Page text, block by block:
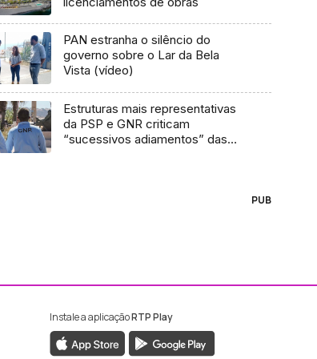
PAN estranha o silêncio do
governo sobre o Lar da Bela
Vista (vídeo)
Estruturas mais representativas
da PSP e GNR criticam
“sucessivos adiamentos” das
PUB
da RTP Madeira
da RTP Madeira
Instale a aplicaçãoRTP Play